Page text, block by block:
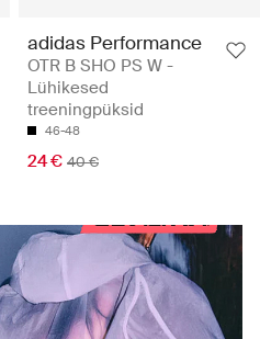
adidas Performance
OTR B SHO PS W -
Lühikesed
treeningpüksid
46-48
24 € 40 €